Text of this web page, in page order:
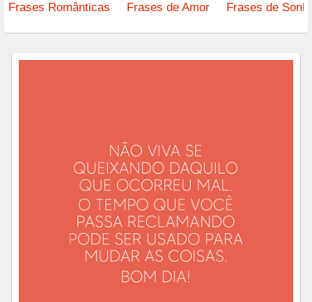
Frases Românticas Frases de Amor Frases de